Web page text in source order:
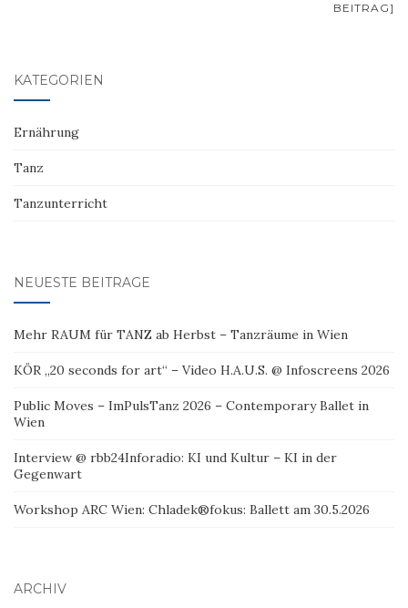
BEITRAG]
KATEGORIEN
Ernährung
Tanz
Tanzunterricht
NEUESTE BEITRÄGE
Mehr RAUM für TANZ ab Herbst – Tanzräume in Wien
KÖR „20 seconds for art“ – Video H.A.U.S. @ Infoscreens 2026
Public Moves – ImPulsTanz 2026 – Contemporary Ballet in
Wien
Interview @ rbb24Inforadio: KI und Kultur – KI in der
Gegenwart
Workshop ARC Wien: Chladek®fokus: Ballett am 30.5.2026
ARCHIV